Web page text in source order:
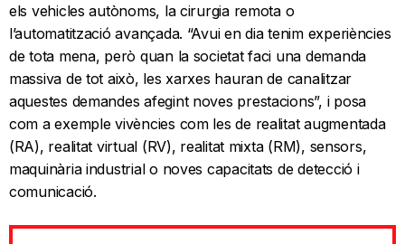
els vehicles autònoms, la cirurgia remota o
l’automatització avançada. “Avui en dia tenim experiències
de tota mena, però quan la societat faci una demanda
massiva de tot això, les xarxes hauran de canalitzar
aquestes demandes afegint noves prestacions”, i posa
com a exemple vivències com les de realitat augmentada
(RA), realitat virtual (RV), realitat mixta (RM), sensors,
maquinària industrial o noves capacitats de detecció i
comunicació.